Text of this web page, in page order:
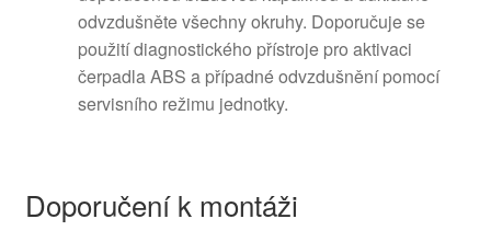
odvzdušněte všechny okruhy. Doporučuje se
použití diagnostického přístroje pro aktivaci
čerpadla ABS a případné odvzdušnění pomocí
servisního režimu jednotky.
Doporučení k montáži